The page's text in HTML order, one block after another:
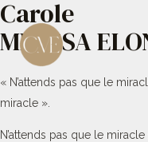
Aller
contenu
Carole
MBESSA
« N’attends pas que le
miracle ».
N’attends pas que le